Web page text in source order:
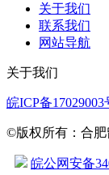
关于我们
联系我们
网站导航
关于我们
皖ICP备17029003
©版权所有：合肥
皖公网安备